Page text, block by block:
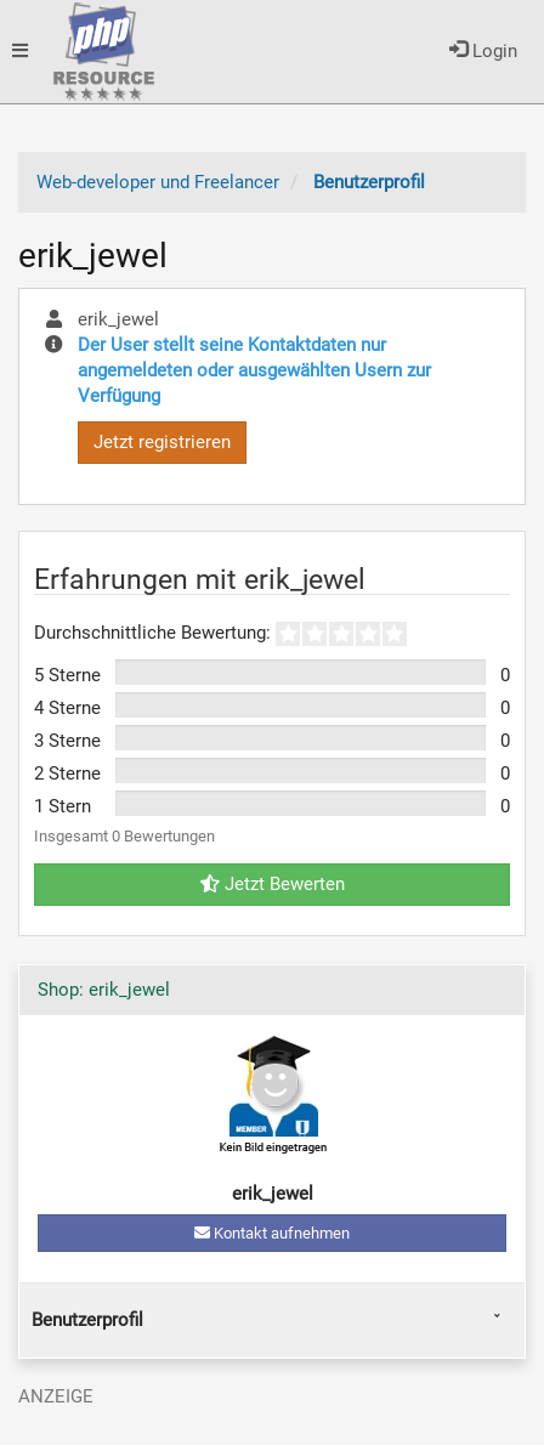
Login
Toggle
Web-developer und Freelancer
Benutzerprofil
erik_jewel
erik_jewel
Der User stellt seine Kontaktdaten nur
angemeldeten oder ausgewählten Usern zur
Verfügung
Jetzt registrieren
Erfahrungen mit erik_jewel
Durchschnittliche Bewertung:
5 Sterne
0
4 Sterne
0
3 Sterne
0
2 Sterne
0
1 Stern
0
Insgesamt 0 Bewertungen
Jetzt Bewerten
Shop: erik_jewel
erik_jewel
Kontakt aufnehmen
Benutzerprofil